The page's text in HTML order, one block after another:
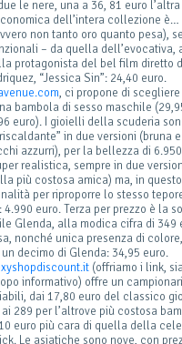
le nere, una a 36, 81 euro
dell’intera collezione è…
non tanto oro quanto pesa),
– da quella dell’evocativa,
protagonista del bel film diretto
“Jessica Sin”: 24,40 euro.
, ci propone di
bambola di sesso maschile
euro). I gioielli della scuderia
in due versioni (bruna
azzurri), per la bellezza di
realistica, sempre in due
più costosa amica) ma, in
per riproporre lo stesso
4.990 euro. Terza per prezzo è la
Glenda, alla modica cifra di 349
nonché unica presenza di
decimo di Glenda: 34,95 euro.
(offriamo i link,
informativo) offre un
dai 17,80 euro del classico
289 per l’altrove più costosa
euro più cara di quella della
Le asiatiche sono nove, con